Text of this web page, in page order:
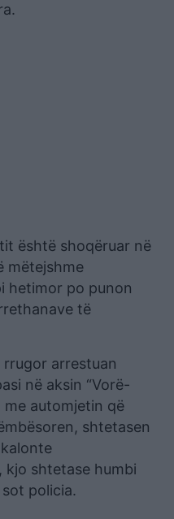
është shoqëruar në
mëtejshme
hetimor po punon
të
rrugor arrestuan
në aksin “Vorë-
me automjetin që
shtetasen
kjo shtetase humbi
policia.